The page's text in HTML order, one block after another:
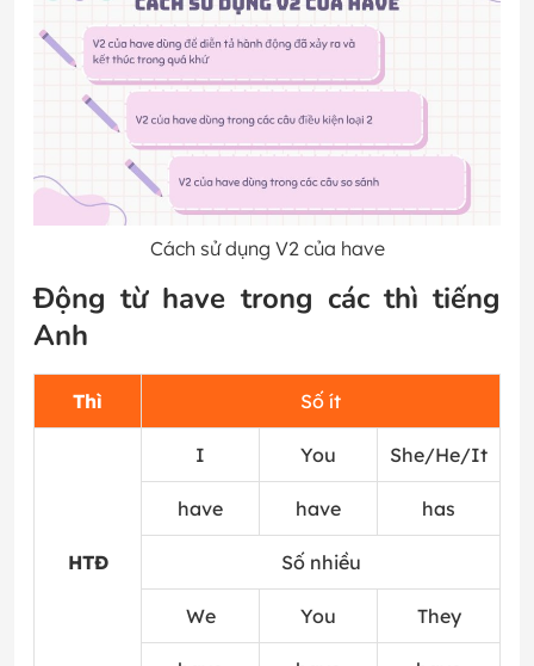
Cách sử dụng V2 của have
Động từ have trong các thì tiếng
Anh
Thì Số ít
HTĐ
I You She/He/It
have have has
Số nhiều
We You They